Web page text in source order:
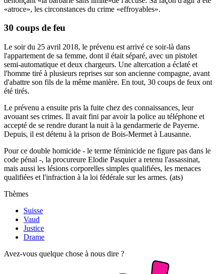
«atroce», les circonstances du crime «effroyables».
30 coups de feu
Le soir du 25 avril 2018, le prévenu est arrivé ce soir-là dans
l'appartement de sa femme, dont il était séparé, avec un pistolet
semi-automatique et deux chargeurs. Une altercation a éclaté et
l'homme tiré à plusieurs reprises sur son ancienne compagne, avant
d'abattre son fils de la même manière. En tout, 30 coups de feux ont
été tirés.
Le prévenu a ensuite pris la fuite chez des connaissances, leur
avouant ses crimes. Il avait fini par avoir la police au téléphone et
accepté de se rendre durant la nuit à la gendarmerie de Payerne.
Depuis, il est détenu à la prison de Bois-Mermet à Lausanne.
Pour ce double homicide - le terme féminicide ne figure pas dans le
code pénal -, la procureure Elodie Pasquier a retenu l'assassinat,
mais aussi les lésions corporelles simples qualifiées, les menaces
qualifiées et l'infraction à la loi fédérale sur les armes. (ats)
Thèmes
Suisse
Vaud
Justice
Drame
Avez-vous quelque chose à nous dire ?